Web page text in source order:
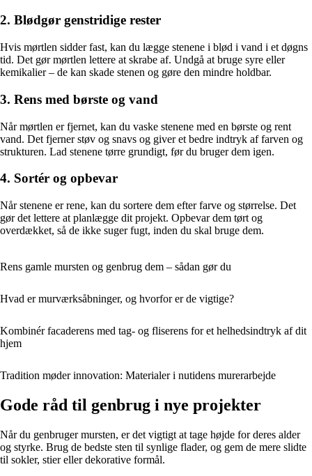
2. Blødgør genstridige rester
Hvis mørtlen sidder fast, kan du lægge stenene i blød i vand i et døgns
tid. Det gør mørtlen lettere at skrabe af. Undgå at bruge syre eller
kemikalier – de kan skade stenen og gøre den mindre holdbar.
3. Rens med børste og vand
Når mørtlen er fjernet, kan du vaske stenene med en børste og rent
vand. Det fjerner støv og snavs og giver et bedre indtryk af farven og
strukturen. Lad stenene tørre grundigt, før du bruger dem igen.
4. Sortér og opbevar
Når stenene er rene, kan du sortere dem efter farve og størrelse. Det
gør det lettere at planlægge dit projekt. Opbevar dem tørt og
overdækket, så de ikke suger fugt, inden du skal bruge dem.
Rens gamle mursten og genbrug dem – sådan gør du
Hvad er murværksåbninger, og hvorfor er de vigtige?
Kombinér facaderens med tag- og fliserens for et helhedsindtryk af dit
hjem
Tradition møder innovation: Materialer i nutidens murerarbejde
Gode råd til genbrug i nye projekter
Når du genbruger mursten, er det vigtigt at tage højde for deres alder
og styrke. Brug de bedste sten til synlige flader, og gem de mere slidte
til sokler, stier eller dekorative formål.